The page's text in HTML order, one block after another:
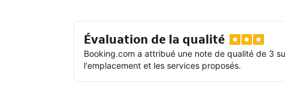
Évaluation de la qualité
Booking.com a attribué une note de qualité de 3
l'emplacement et les services proposés.